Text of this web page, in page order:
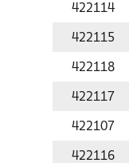
422114
422115
422118
422117
422107
422116